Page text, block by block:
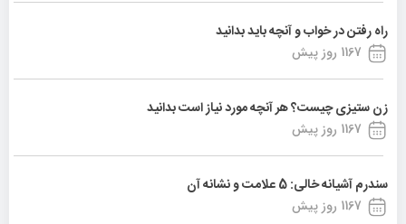
راه رفتن در خواب و آنچه باید بدانید
1167 روز پیش
زن ستیزی چیست؟ هر آنچه مورد نیاز است بدانید
1167 روز پیش
سندرم آشیانه خالی: 5 علامت و نشانه آن
1167 روز پیش